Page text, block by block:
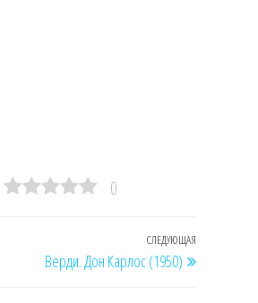
0
Следующая
запись
СЛЕДУЮЩАЯ
Верди. Дон Карлос (1950)